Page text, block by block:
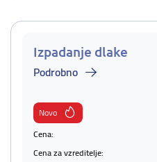
Izpadanje dlake
Podrobno
Novo
Cena:
Cena za vzreditelje: